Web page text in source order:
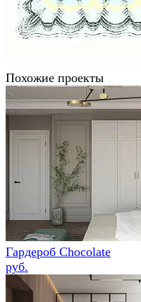
Похожие проекты
Гардероб Chocolate
руб.